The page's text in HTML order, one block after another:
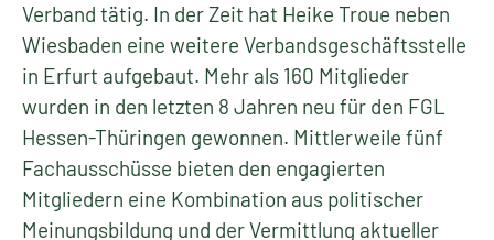
Verband tätig. In der Zeit hat Heike Troue neben
Wiesbaden eine weitere Verbandsgeschäftsstelle
in Erfurt aufgebaut. Mehr als 160 Mitglieder
wurden in den letzten 8 Jahren neu für den FGL
Hessen-Thüringen gewonnen. Mittlerweile fünf
Fachausschüsse bieten den engagierten
Mitgliedern eine Kombination aus politischer
Meinungsbildung und der Vermittlung aktueller